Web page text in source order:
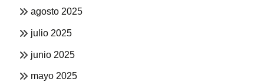
agosto 2025
julio 2025
junio 2025
mayo 2025